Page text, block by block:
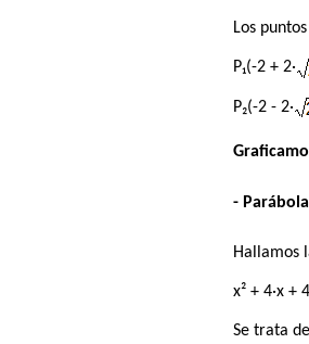
Los
P₁(-2 + 2·
P₂(-2 - 2·
-
Hallamos
x² + 4·x +
Se trata